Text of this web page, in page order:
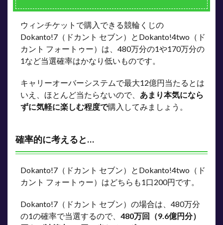
ウィンチケットで購入できる競輪くじの
Dokanto!7（ドカント セブン）とDokanto!4two（ド
カント フォートゥー）は、480万分の1や170万分の
1など当選確率はかなり低いものです。
キャリーオーバーシステムで最大12億円当たるとは
いえ、ほとんど当たらないので、 あまり本気になら
ずに気軽に楽しむ程度で購入してみましょう。
確率的に考えると…
Dokanto!7（ドカント セブン）とDokanto!4two（ド
カント フォートゥー）はどちらも1口200円です。
Dokanto!7（ドカント セブン）の場合は、480万分
の1の確率で当選するので、 480万回（9.6億円分）